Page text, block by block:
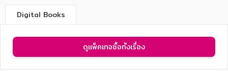
Digital Books
ดูแพ็คเกจซื้อทั้งเรื่อง